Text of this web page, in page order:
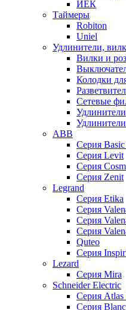
ИЕК
Таймеры
Robiton
Uniel
Удлинители,
Вилки и
Колодки
Сетевые
Удлинители
ABB
Серия
Серия Levit
Серия
Серия Zenit
Legrand
Серия Etika
Серия
Серия
Серия
Quteo
Серия
Lezard
Серия Mira
Schneider Electric
Серия Atlas
Серия